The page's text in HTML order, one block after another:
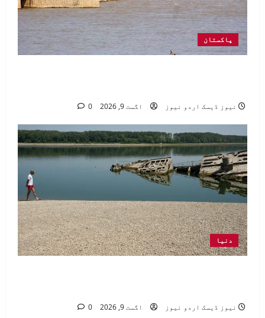
پاکستان
نیوز ڈیسک اردو نیوز اگست 9, 2026 0
دنیا
نیوز ڈیسک اردو نیوز اگست 9, 2026 0